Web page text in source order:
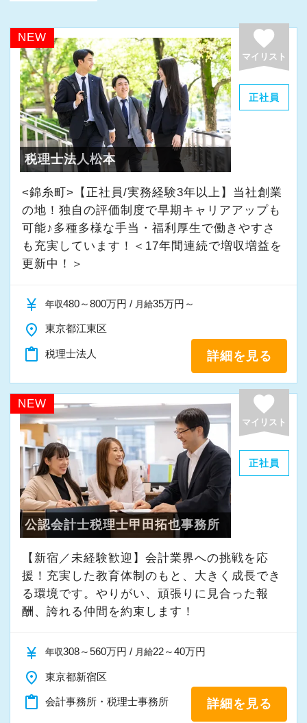
・事前に気軽な面談を実施
・仕事内容やキャリアを相談可
・ざっくばらんに質問OK
・納得後に選考へ進めます
・入社時期は柔軟に対応
・半年～1年の調整も可能
「応募する」からお気軽にご連絡ください。
務を覚えていくことができます。
パソコン作業になりますので、目や脳が疲れた
ら、お茶やお菓子で糖分補給もしながら、作業
を進めています。
★入社後の仕事内容★
業務時間内は、事務所内スタッフともやりとり
して頂きながら、
完全在宅会計スタッフとして、会計業務全般を
お任せします。
【具体的な業務】
・記帳代行
・年末調整業務
・申告書作成補助
・決算業務
・Excelを使用した集計、Wordでの文書作成
・電話、メール対応
・その他付随する業務
これまでの会計事務所や経理経験を活かしてご
活躍いただけます。
また、経験やスキルに応じて徐々に担当する業
将来的には申告書レビューなど、専門性を高め
られる業務にも携わることが可能です。
どこでも通用する実務スキルを身につけなが
★
当事務所では、職員同士が協力しながら気持ち
NEW favorite
マイリスト
正社員
税理士法人松本
<錦糸町>【正社員/実務経験3年以上】当社創業
の地！独自の評価制度で早期キャリアアップも
可能♪多種多様な手当・福利厚生で働きやすさ
も充実しています！＜17年間連続で増収増益を
更新中！＞
currency_yen 年収480～800万円 / 月給35万円～
place 東京都江東区
content_paste 税理士法人 詳細を見る
NEW favorite
マイリスト
正社員
公認会計士税理士甲田拓也事務所
【新宿／未経験歓迎】会計業界への挑戦を応
援！充実した教育体制のもと、大きく成長でき
る環境です。やりがい、頑張りに見合った報
酬、誇れる仲間を約束します！
currency_yen 年収308～560万円 / 月給22～40万円
place 東京都新宿区
content_paste 会計事務所・税理士事務所 詳細を見る